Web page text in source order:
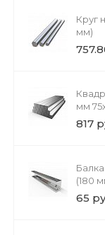
Круг
мм)
мм
817
(180
65